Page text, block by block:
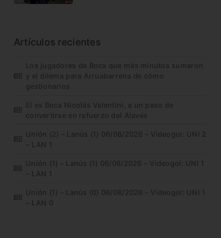
Artículos recientes
Los jugadores de Boca que más minutos sumaron
y el dilema para Arruabarrena de cómo
gestionarlos
El ex Boca Nicolás Valentini, a un paso de
convertirse en refuerzo del Alavés
Unión (2) – Lanús (1) 06/08/2026 – Videogol: UNI 2
– LAN 1
Unión (1) – Lanús (1) 06/08/2026 – Videogol: UNI 1
– LAN 1
Unión (1) – Lanús (0) 06/08/2026 – Videogol: UNI 1
– LAN 0